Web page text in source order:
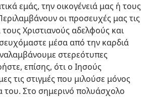
εμάς, την οικογένειά μας ή τους
οι προσευχές μας τις
Χριστιανούς αδελφούς και
μέσα από την καρδιά
στερεότυπες
επίσης, ότι ο Ιησούς
τις στιγμές που μιλούσε μόνος
του. Στο σημερινό πολυάσχολο